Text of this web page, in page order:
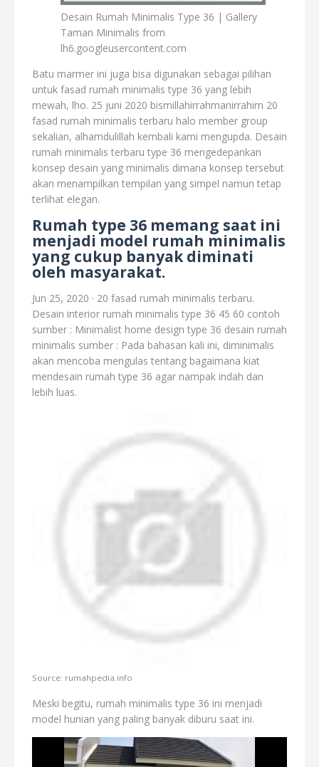
Desain Rumah Minimalis Type 36 | Gallery
Taman Minimalis from
lh6.googleusercontent.com
Batu marmer ini juga bisa digunakan sebagai pilihan
untuk fasad rumah minimalis type 36 yang lebih
mewah, lho. 25 juni 2020 bismillahirrahmanirrahim 20
fasad rumah minimalis terbaru halo member group
sekalian, alhamdulillah kembali kami mengupda. Desain
rumah minimalis terbaru type 36 mengedepankan
konsep desain yang minimalis dimana konsep tersebut
akan menampilkan tempilan yang simpel namun tetap
terlihat elegan.
Rumah type 36 memang saat ini
menjadi model rumah minimalis
yang cukup banyak diminati
oleh masyarakat.
Jun 25, 2020 · 20 fasad rumah minimalis terbaru.
Desain interior rumah minimalis type 36 45 60 contoh
sumber : Minimalist home design type 36 desain rumah
minimalis sumber : Pada bahasan kali ini, diminimalis
akan mencoba mengulas tentang bagaimana kiat
mendesain rumah type 36 agar nampak indah dan
lebih luas.
Source: rumahpedia.info
Meski begitu, rumah minimalis type 36 ini menjadi
model hunian yang paling banyak diburu saat ini.